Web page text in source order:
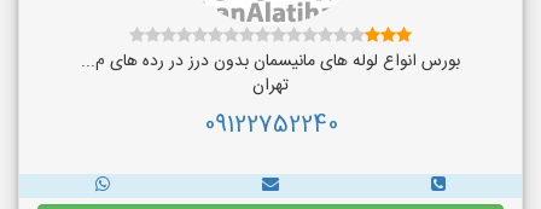
بورس انواع لوله های مانیسمان بدون درز در رده های م...
تهران
09122752240